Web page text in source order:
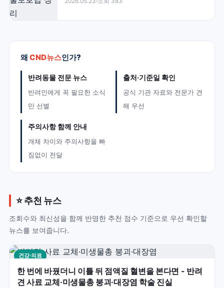
왜 CND뉴스인가?
반려동물 전문 뉴스
반려인에게 꼭 필요한 소식
만 선별
출처·기준일 확인
공식 기관 자료와 전문가 견
해 우선
주의사항 함께 안내
개체 차이와 주의사항을 빠
짐없이 전달
⭐ 추천 뉴스
조회수와 최신성을 함께 반영한 추천 점수 기준으로 우선 확인할
뉴스를 보여줍니다.
건강·의료
한 번에 바꿨더니 이틀 뒤 점액질 혈변을 본다면 - 반려
견 사료 교체·미생물총 붕괴·대장염 학술 진실